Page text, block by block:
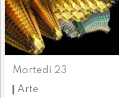
Martedì 23
Arte